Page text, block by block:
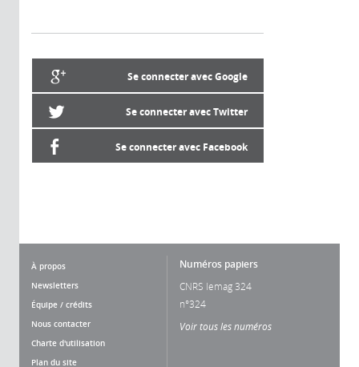
Se connecter avec Google
Se connecter avec Twitter
Se connecter avec Facebook
À propos
Newsletters
Équipe / crédits
Nous contacter
Charte d'utilisation
Plan du site
Numéros papiers
CNRS lemag 324
n°324
Voir tous les numéros